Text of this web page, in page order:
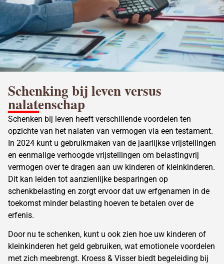
Schenking bij leven versus
nalatenschap
Schenken bij leven heeft verschillende voordelen ten
opzichte van het nalaten van vermogen via een testament.
In 2024 kunt u gebruikmaken van de jaarlijkse vrijstellingen
en eenmalige verhoogde vrijstellingen om belastingvrij
vermogen over te dragen aan uw kinderen of kleinkinderen.
Dit kan leiden tot aanzienlijke besparingen op
schenkbelasting en zorgt ervoor dat uw erfgenamen in de
toekomst minder belasting hoeven te betalen over de
erfenis.
Door nu te schenken, kunt u ook zien hoe uw kinderen of
kleinkinderen het geld gebruiken, wat emotionele voordelen
met zich meebrengt. Kroess & Visser biedt begeleiding bij